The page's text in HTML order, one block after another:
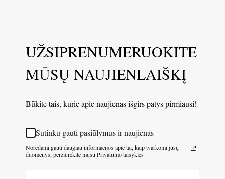
UŽSIPRENUMERUOKITE
MŪSŲ NAUJIENLAIŠKĮ
Būkite tais, kurie apie naujienas išgirs patys pirmiausi!
Sutinku gauti pasiūlymus ir naujienas
Norėdami gauti daugiau informacijos apie tai, kaip tvarkomi jūsų
duomenys, peržiūrėkite mūsų Privatumo taisykles